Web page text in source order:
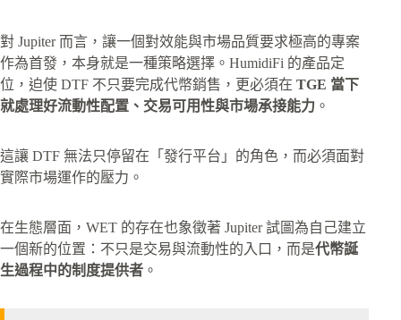
對 Jupiter 而言，讓一個對效能與市場品質要求極高的專案
作為首發，本身就是一種策略選擇。HumidiFi 的產品定
位，迫使 DTF 不只要完成代幣銷售，更必須在 TGE 當下
就處理好流動性配置、交易可用性與市場承接能力 。
這讓 DTF 無法只停留在「發行平台」的角色，而必須面對
實際市場運作的壓力。
在生態層面，WET 的存在也象徵著 Jupiter 試圖為自己建立
一個新的位置：不只是交易與流動性的入口，而是代幣誕
生過程中的制度提供者 。